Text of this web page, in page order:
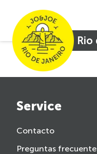
Service
Contacto
Preguntas